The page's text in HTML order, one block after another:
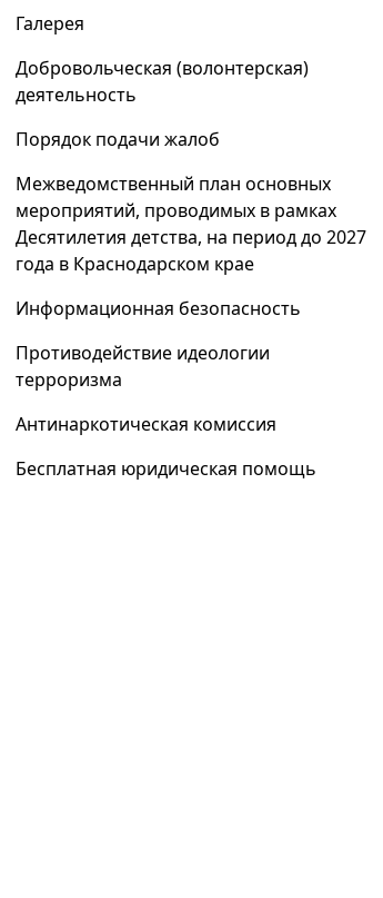
Галерея
Добровольческая (волонтерская)
деятельность
Порядок подачи жалоб
Межведомственный план основных
мероприятий, проводимых в рамках
Десятилетия детства, на период до 2027
года в Краснодарском крае
Информационная безопасность
Противодействие идеологии
терроризма
Антинаркотическая комиссия
Бесплатная юридическая помощь